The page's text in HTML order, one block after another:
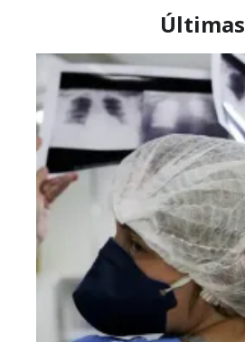
Últimas